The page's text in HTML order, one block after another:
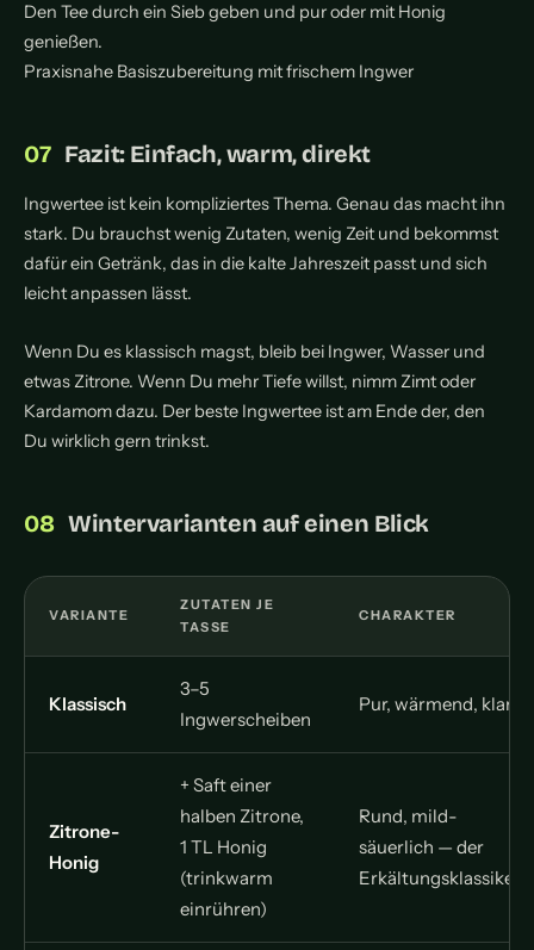
Den Tee durch ein Sieb geben und pur oder mit Honig
genießen.
Praxisnahe Basiszubereitung mit frischem Ingwer
Fazit: Einfach, warm, direkt
Ingwertee ist kein kompliziertes Thema. Genau das macht ihn
stark. Du brauchst wenig Zutaten, wenig Zeit und bekommst
dafür ein Getränk, das in die kalte Jahreszeit passt und sich
leicht anpassen lässt.
Wenn Du es klassisch magst, bleib bei Ingwer, Wasser und
etwas Zitrone. Wenn Du mehr Tiefe willst, nimm Zimt oder
Kardamom dazu. Der beste Ingwertee ist am Ende der, den
Du wirklich gern trinkst.
Wintervarianten auf einen Blick
VARIANTE
ZUTATEN JE
TASSE
CHARAKTER
Klassisch
3–5
Ingwerscheiben
Pur, wärmend, klar
Zitrone-
Honig
+ Saft einer
halben Zitrone,
1 TL Honig
(trinkwarm
einrühren)
Rund, mild-
säuerlich — der
Erkältungsklassiker